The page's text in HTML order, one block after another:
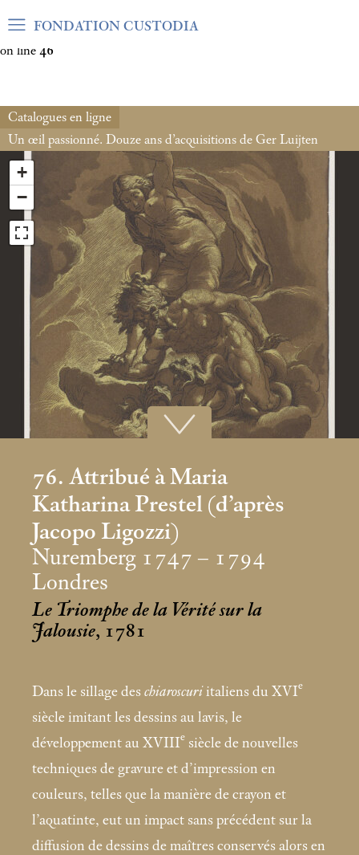
Warning: Undefined array key "var_mode" in
on line 46
FONDATION CUSTODIA
Catalogues en ligne
Un œil passionné. Douze ans d’acquisitions de Ger Luijten
+
−
76. Attribué à Maria
Katharina Prestel (d’après
Jacopo Ligozzi)
Nuremberg 1747 – 1794
Londres
Le Triomphe de la Vérité sur la
Jalousie, 1781
Dans le sillage des chiaroscuriitaliens du XVIe
siècle imitant les dessins au lavis, le
développement au XVIIIe siècle de nouvelles
techniques de gravure et d’impression en
couleurs, telles que la manière de crayon et
l’aquatinte, eut un impact sans précédent sur la
diffusion de dessins de maîtres conservés alors en